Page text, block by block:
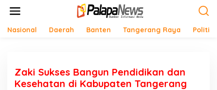
Nasional Daerah Banten Tangerang Raya Politik
Zaki Sukses Bangun Pendidikan dan
Kesehatan di Kabupaten Tangerang